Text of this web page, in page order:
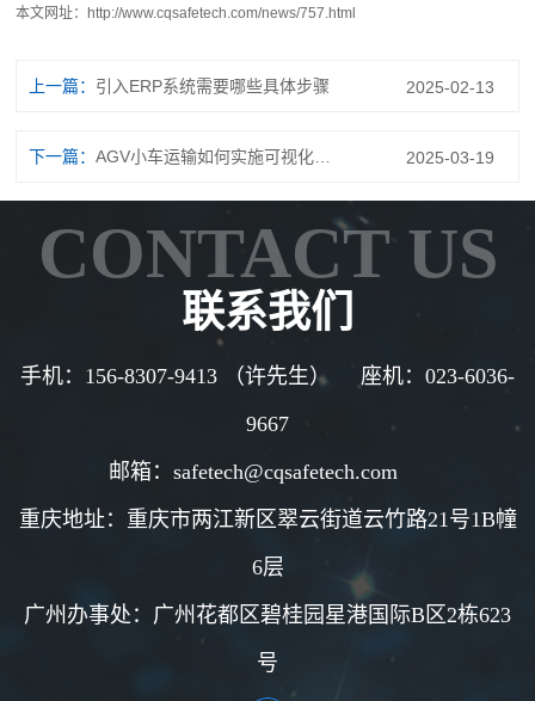
本文网址： http://www.cqsafetech.com/news/757.html
上一篇： 引入ERP系统需要哪些具体步骤 2025-02-13
下一篇： 2025-03-19
CONTACT US
联系我们
手机：156-8307-9413 （许先生） 座机：023-6036-
9667
邮箱：safetech@cqsafetech.com
重庆地址：重庆市两江新区翠云街道云竹路21号1B幢
6层
广州办事处： 广州花都区碧桂园星港国际B 区2栋623
号